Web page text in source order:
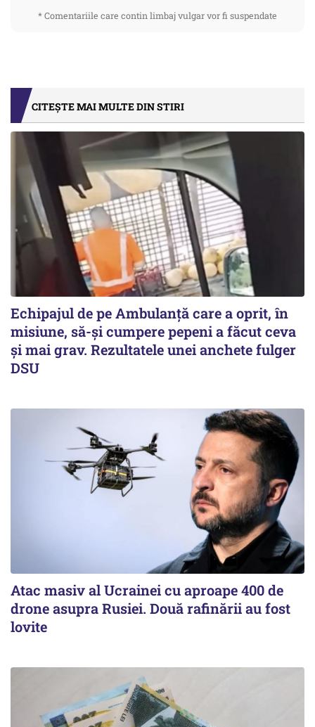
* Comentariile care contin limbaj vulgar vor fi suspendate
CITEȘTE MAI MULTE DIN STIRI
Echipajul de pe Ambulanță care a oprit, în
misiune, să-și cumpere pepeni a făcut ceva
și mai grav. Rezultatele unei anchete fulger
DSU
Atac masiv al Ucrainei cu aproape 400 de
drone asupra Rusiei. Două rafinării au fost
lovite